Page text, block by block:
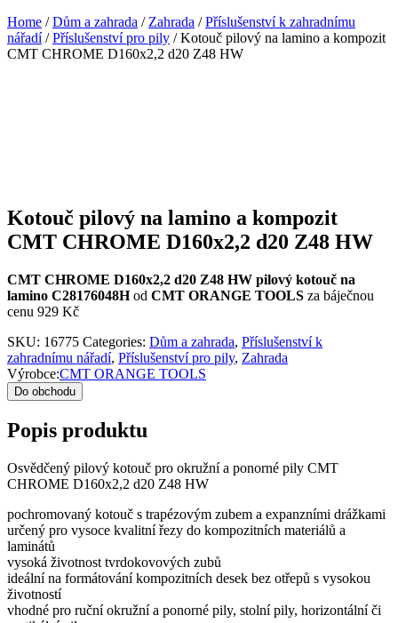
Home /Dům a zahrada / Zahrada /Příslušenství k zahradnímu
nářadí/Příslušenství pro pily / Kotouč pilový na lamino a kompozit
CMT CHROME D160x2,2 d20 Z48 HW
Kotouč pilový na lamino a kompozit
CMT CHROME D160x2,2 d20 Z48 HW
CMT CHROME D160x2,2 d20 Z48 HW pilový kotouč na
lamino C28176048Hod CMT ORANGE TOOLS za báječnou
cenu 929 Kč
SKU: 16775 Categories: Dům a zahrada, Příslušenství k
zahradnímu nářadí, Příslušenství pro pily, Zahrada
Výrobce:CMT ORANGE TOOLS
Do obchodu
Popis produktu
Osvědčený pilový kotouč pro okružní a ponorné pily CMT
CHROME D160x2,2 d20 Z48 HW
pochromovaný kotouč s trapézovým zubem a expanzními drážkami
určený pro vysoce kvalitní řezy do kompozitních materiálů a
laminátů
vysoká životnost tvrdokovových zubů
ideální na formátování kompozitních desek bez otřepů s vysokou
životností
vhodné pro ruční okružní a ponorné pily, stolní pily, horizontální či